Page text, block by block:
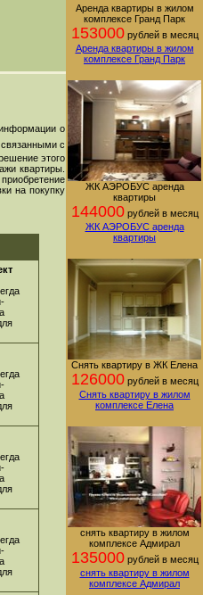
о
с
этого
квартиры.
на покупку
Аренда квартиры в жилом
комплексе Гранд Парк
153000рублей в месяц
Аренда квартиры в жилом
комплексе Гранд Парк
ЖК АЭРОБУС аренда
квартиры
144000рублей в месяц
ЖК АЭРОБУС аренда
квартиры
Снять квартиру в ЖК Елена
126000рублей в месяц
Снять квартиру в жилом
комплексе Елена
снять квартиру в жилом
комплексе Адмирал
135000рублей в месяц
снять квартиру в жилом
комплексе Адмирал